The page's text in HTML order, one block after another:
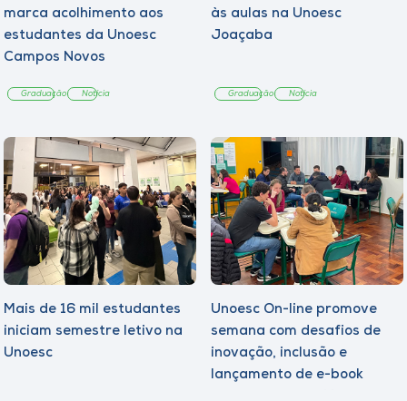
marca acolhimento aos
estudantes da Unoesc
Campos Novos
Graduação Notícia
às aulas na Unoesc
Joaçaba
Graduação Notícia
Mais de 16 mil estudantes
iniciam semestre letivo na
Unoesc
Unoesc On-line promove
semana com desafios de
inovação, inclusão e
lançamento de e-book